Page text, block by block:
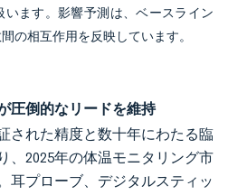
います。影響予測は、ベースライン
の相互作用を反映しています。
圧倒的なリードを維持
された精度と数十年にわたる臨
、2025年の体温モニタリング市
耳プローブ、デジタルスティッ